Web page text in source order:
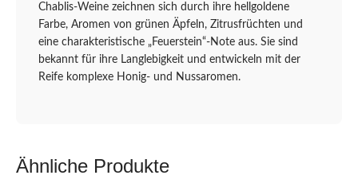
Chablis-Weine zeichnen sich durch ihre hellgoldene
Farbe, Aromen von grünen Äpfeln, Zitrusfrüchten und
eine charakteristische „Feuerstein“-Note aus. Sie sind
bekannt für ihre Langlebigkeit und entwickeln mit der
Reife komplexe Honig- und Nussaromen.
Ähnliche Produkte